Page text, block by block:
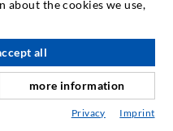
um Videoinhalte
Daten über
Bitte beachten Sie die
Ihre Einwilligung.
about the cookies we use,
all
more information
Privacy Imprint